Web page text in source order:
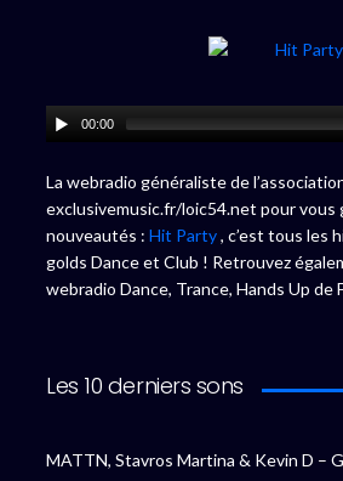
00:00
La webradio généraliste de
exclusivemusic.fr/loic54.net pour vous
nouveautés : Hit Party, c’est tous les
golds Dance et Club ! Retrouvez
webradio Dance, Trance, Hands Up de
Les 10 derniers sons
MATTN, Stavros Martina & Kevin D –